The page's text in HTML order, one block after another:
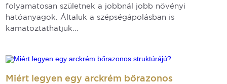
folyamatosan születnek a jobbnál jobb növényi
hatóanyagok. Általuk a szépségápolásban is
kamatoztathatjuk...
Miért legyen egy arckrém bőrazonos